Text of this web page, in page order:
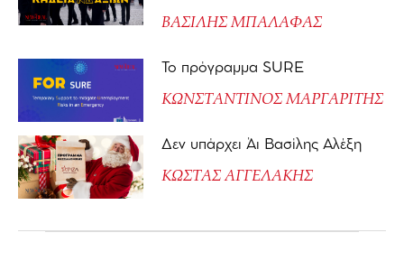
ΒΑΣΙΛΗΣ ΜΠΑΛΑΦΑΣ
Το πρόγραμμα SURE
ΚΩΝΣΤΑΝΤΙΝΟΣ ΜΑΡΓΑΡΙΤΗΣ
Δεν υπάρχει Άι Βασίλης Αλέξη
ΚΩΣΤΑΣ ΑΓΓΕΛΑΚΗΣ